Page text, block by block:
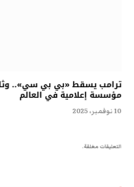
ترامب يسقط «بي بي سي»..
مؤسسة إعلامية في العالم
10 نوفمبر، 2025
التعليقات مغلقة.